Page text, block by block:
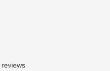
reviews